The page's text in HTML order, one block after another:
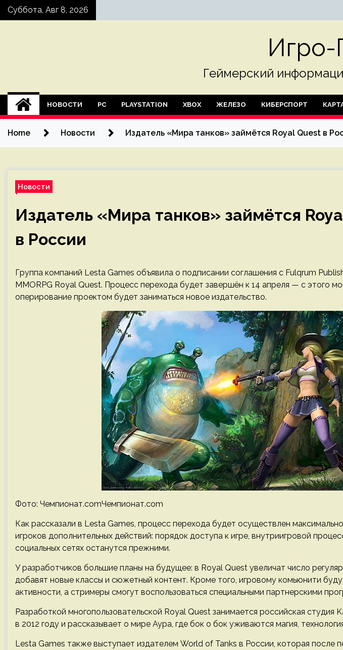
SkipСуббота, Авг 8, 2026
Игро-
Геймерский
НОВОСТИ PC PLAYSTATION XBOX ЖЕЛЕЗО КИБЕРСПОРТ
Home Новости Издатель «Мира танков» займётся Royal Quest в
Новости
Издатель «Мира танков» займётся
в России
Группа компаний Lesta Games объявила о подписании соглашения с Fulqrum
MMORPG Royal Quest. Процесс перехода будет завершён к 14 апреля — с этого
оперирование проектом будет заниматься новое издательство.
Фото: Чемпионат.comЧемпионат.com
Как рассказали в Lesta Games, процесс перехода будет осуществлен
игроков дополнительных действий: порядок доступа к игре, внутриигровой
социальных сетях останутся прежними.
У разработчиков большие планы на будущее: в Royal Quest увеличат число
добавят новые классы и сюжетный контент. Кроме того, игровому комьюнити
активности, а стримеры смогут воспользоваться специальными партнерскими
Разработкой многопользовательской Royal Quest занимается российская студия
в 2012 году и рассказывает о мире Аура, где бок о бок уживаются магия,
Lesta Games также выступает издателем World of Tanks в России, которая после